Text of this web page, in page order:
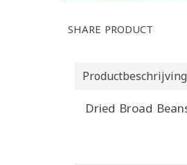
SHARE PRODUCT
Productbeschrijving